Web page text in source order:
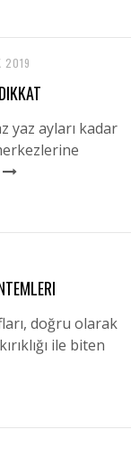
2019
yaz ayları kadar
doğru olarak
ile biten